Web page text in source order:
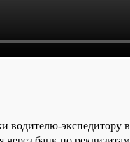
водителю-экспедитору